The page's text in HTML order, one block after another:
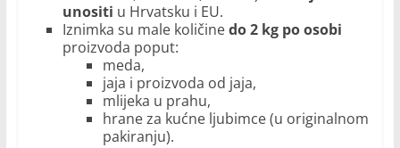
unositi u Hrvatsku i EU.
Iznimka su male količinedo 2 kg po osobi
proizvoda poput:
meda,
jaja i proizvoda od jaja,
mlijeka u prahu,
hrane za kućne ljubimce (u originalnom
pakiranju).